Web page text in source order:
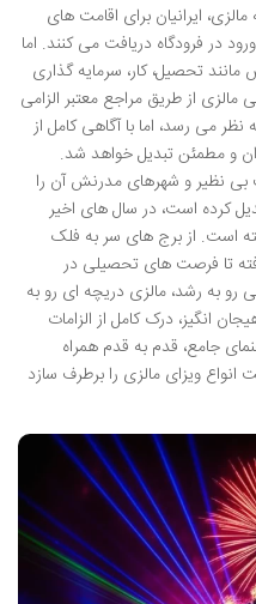
ایرانیان برای اقامت های
مهر ورود در فرودگاه دریافت می کنند. اما
تحصیل، کار، سرمایه گذاری
مالزی از طریق مراجع معتبر الزامی
می رسد، اما با آگاهی کامل از
و مطمئن تبدیل خواهد شد.
بی نظیر و شهرهای مدرنش آن را
کرده است، در سال های اخیر
است. از برج های سر به فلک
تا فرصت های تحصیلی در
رو به رشد، مالزی دریچه ای رو به
انگیز، درک کامل از الزامات
جامع، قدم به قدم همراه
ویزای مالزی را برطرف سازد